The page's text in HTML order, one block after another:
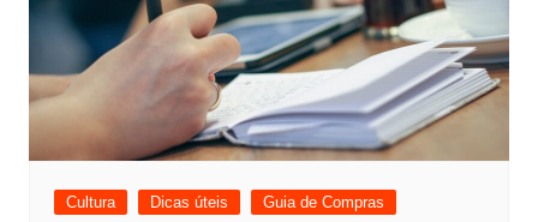
Cultura Dicas úteis Guia de Compras